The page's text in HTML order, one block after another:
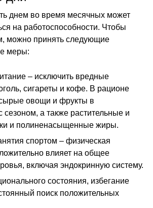
днем во время месячных может
на работоспособности. Чтобы
можно принять следующие
меры:
– исключить вредные
сигареты и кофе. В рационе
овощи и фрукты в
сезоном, а также растительные и
и полиненасыщенные жиры.
спортом – физическая
влияет на общее
включая эндокринную систему.
состояния, избегание
поиск положительных